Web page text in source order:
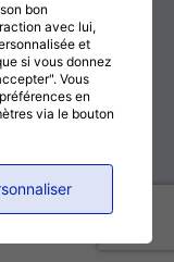
bon
avec lui,
et
si vous donnez
Vous
en
via le bouton